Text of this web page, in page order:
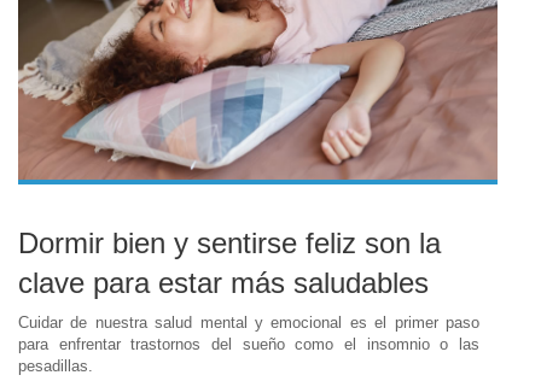
Dormir bien y sentirse feliz son la
clave para estar más saludables
Cuidar de nuestra salud mental y emocional es el primer paso
para enfrentar trastornos del sueño como el insomnio o las
pesadillas.